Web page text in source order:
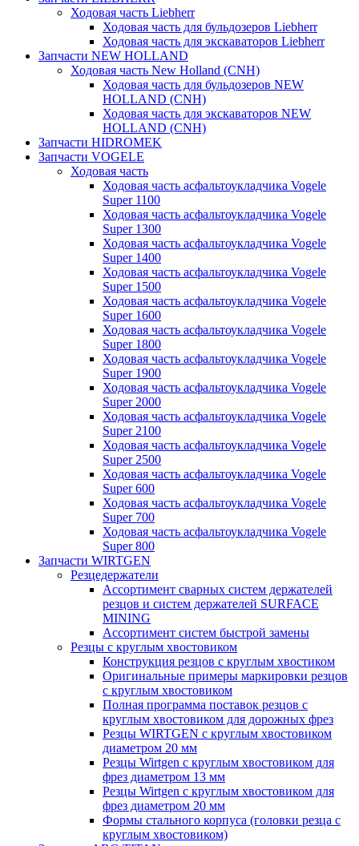
Ходовая часть Liebherr
Ходовая часть для бульдозеров Liebherr
Ходовая часть для экскаваторов Liebherr
Запчасти NEW HOLLAND
Ходовая часть New Holland (CNH)
Ходовая часть для бульдозеров NEW
HOLLAND (CNH)
Ходовая часть для экскаваторов NEW
HOLLAND (CNH)
Запчасти HIDROMEK
Запчасти VOGELE
Ходовая часть
Ходовая часть асфальтоукладчика Vogele
Super 1100
Ходовая часть асфальтоукладчика Vogele
Super 1300
Ходовая часть асфальтоукладчика Vogele
Super 1400
Ходовая часть асфальтоукладчика Vogele
Super 1500
Ходовая часть асфальтоукладчика Vogele
Super 1600
Ходовая часть асфальтоукладчика Vogele
Super 1800
Ходовая часть асфальтоукладчика Vogele
Super 1900
Ходовая часть асфальтоукладчика Vogele
Super 2000
Ходовая часть асфальтоукладчика Vogele
Super 2100
Ходовая часть асфальтоукладчика Vogele
Super 2500
Ходовая часть асфальтоукладчика Vogele
Super 600
Ходовая часть асфальтоукладчика Vogele
Super 700
Ходовая часть асфальтоукладчика Vogele
Super 800
Запчасти WIRTGEN
Резцедержатели
Ассортимент сварных систем держателей
резцов и систем держателей SURFACE
MINING
Ассортимент систем быстрой замены
Резцы с круглым хвостовиком
Конструкция резцов с круглым хвостиком
Оригинальные примеры маркировки резцов
с круглым хвостовиком
Полная программа поставок резцов с
круглым хвостовиком для дорожных фрез
Резцы WIRTGEN с круглым хвостовиком
диаметром 20 мм
Резцы Wirtgen с круглым хвостовиком для
фрез диаметром 13 мм
Резцы Wirtgen с круглым хвостовиком для
фрез диаметром 20 мм
Формы стального корпуса (головки резца с
круглым хвостовиком)